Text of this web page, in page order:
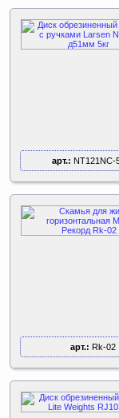
арт.: NT121NC-
арт.: Rk-02